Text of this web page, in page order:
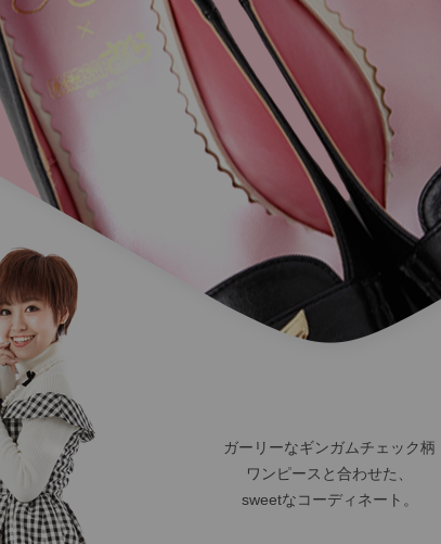
ガーリーなギンガムチェック柄
ワンピースと合わせた、
sweetなコーディネート。